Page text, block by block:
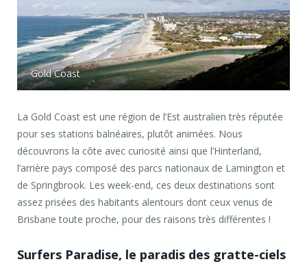
Gold Coast
La Gold Coast est une région de l’Est australien très réputée
pour ses stations balnéaires, plutôt animées. Nous
découvrons la côte avec curiosité ainsi que l’Hinterland,
l’arrière pays composé des parcs nationaux de Lamington et
de Springbrook. Les week-end, ces deux destinations sont
assez prisées des habitants alentours dont ceux venus de
Brisbane toute proche, pour des raisons très différentes !
Surfers Paradise, le paradis des gratte-ciels